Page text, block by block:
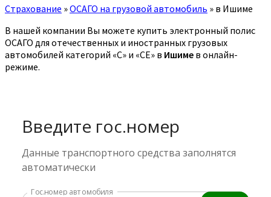
Страхование »ОСАГО на грузовой автомобиль » в Ишиме
В нашей компании Вы можете купить электронный полис
ОСАГО для отечественных и иностранных грузовых
автомобилей категорий «C» и «CE» в Ишиме в онлайн-
режиме.